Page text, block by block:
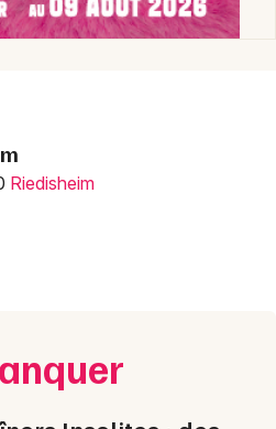
le Grand Est
Riedisheim